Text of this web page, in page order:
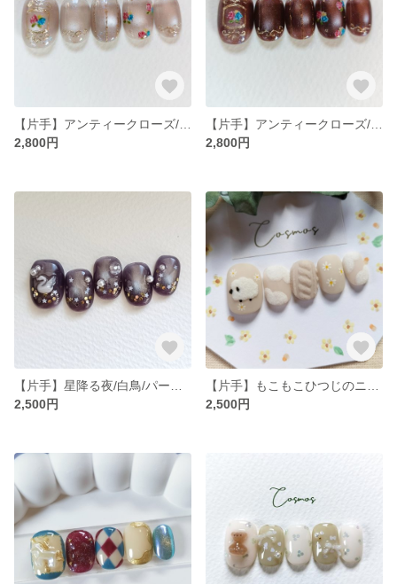
2,800円
2,800円
2,500円
2,500円